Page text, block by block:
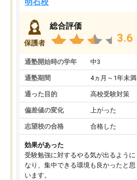
保護者
総合評価
3.6
通塾開始時の学年 中3
通塾期間 4ヵ月～1年未満
通った目的 高校受験対策
偏差値の変化 上がった
志望校の合格 合格した
効果があった
受験勉強に対するやる気が出るように
なり、集中できる環境も良かったと思
います。